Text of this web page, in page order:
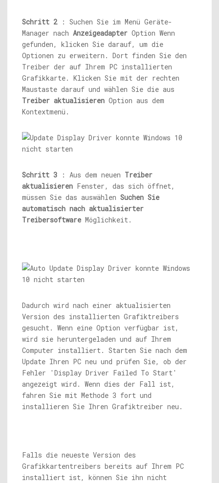
Schritt 2: Suchen Sie im Menü Geräte-
Manager nach Anzeigeadapter Option Wenn
gefunden, klicken Sie darauf, um die
Optionen zu erweitern. Dort finden Sie den
Treiber der auf Ihrem PC installierten
Grafikkarte. Klicken Sie mit der rechten
Maustaste darauf und wählen Sie die aus
Treiber aktualisieren Option aus dem
Kontextmenü.
Schritt 3 : Aus dem neuen Treiber
aktualisieren Fenster, das sich öffnet,
müssen Sie das auswählen Suchen Sie
automatisch nach aktualisierter
Treibersoftware Möglichkeit.
Dadurch wird nach einer aktualisierten
Version des installierten Grafiktreibers
gesucht. Wenn eine Option verfügbar ist,
wird sie heruntergeladen und auf Ihrem
Computer installiert. Starten Sie nach dem
Update Ihren PC neu und prüfen Sie, ob der
Fehler 'Display Driver Failed To Start'
angezeigt wird. Wenn dies der Fall ist,
fahren Sie mit Methode 3 fort und
installieren Sie Ihren Grafiktreiber neu.
Falls die neueste Version des
Grafikkartentreibers bereits auf Ihrem PC
installiert ist, können Sie ihn nicht